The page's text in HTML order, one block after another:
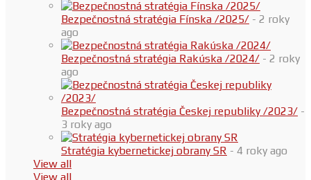
Bezpečnostná stratégia Fínska /2025/ - 2 roky
ago
Bezpečnostná stratégia Rakúska /2024/ - 2 roky
ago
Bezpečnostná stratégia Českej republiky /2023/ -
3 roky ago
Stratégia kybernetickej obrany SR - 4 roky ago
View all
View all